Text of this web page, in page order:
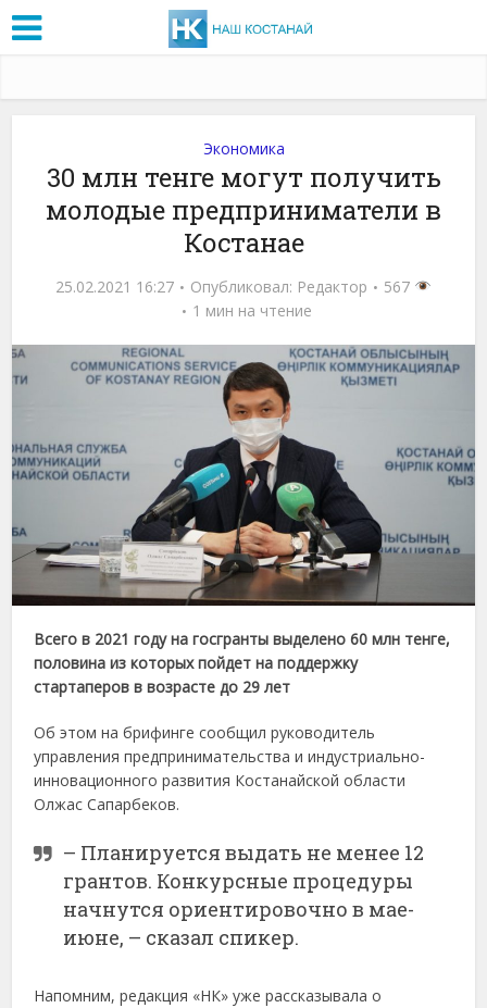
Экономика
30 млн тенге могут получить
молодые предприниматели в
Костанае
25.02.2021 16:27 Опубликовал: Редактор
567
1 мин на чтение
Всего в 2021 году на госгранты выделено 60 млн тенге,
половина из которых пойдет на поддержку
стартаперов в возрасте до 29 лет
Об этом на брифинге сообщил руководитель
управления предпринимательства и индустриально-
инновационного развития Костанайской области
Олжас Сапарбеков.
– Планируется выдать не менее 12
грантов. Конкурсные процедуры
начнутся ориентировочно в мае-
июне, – сказал спикер.
Напомним, редакция «НК» уже рассказывала о